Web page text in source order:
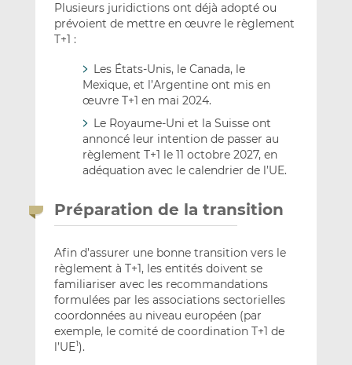
Plusieurs juridictions ont déjà adopté ou
prévoient de mettre en œuvre le règlement
T+1 :
Les États-Unis, le Canada, le
Mexique, et l’Argentine ont mis en
œuvre T+1 en mai 2024.
Le Royaume-Uni et la Suisse ont
annoncé leur intention de passer au
règlement T+1 le 11 octobre 2027, en
adéquation avec le calendrier de l’UE.
Préparation de la transition
Afin d’assurer une bonne transition vers le
règlement à T+1, les entités doivent se
familiariser avec les recommandations
formulées par les associations sectorielles
coordonnées au niveau européen (par
exemple, le comité de coordination T+1 de
l’UE1).